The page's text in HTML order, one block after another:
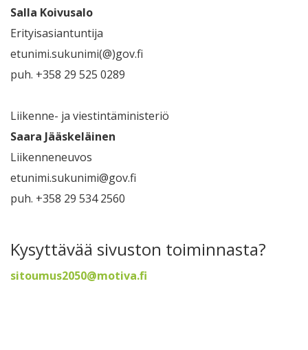
Salla Koivusalo
Erityisasiantuntija
etunimi.sukunimi(@)gov.fi
puh. +358 29 525 0289
Liikenne- ja viestintäministeriö
Saara Jääskeläinen
Liikenneneuvos
etunimi.sukunimi@gov.fi
puh. +358 29 534 2560
Kysyttävää sivuston toiminnasta?
sitoumus2050@motiva.fi